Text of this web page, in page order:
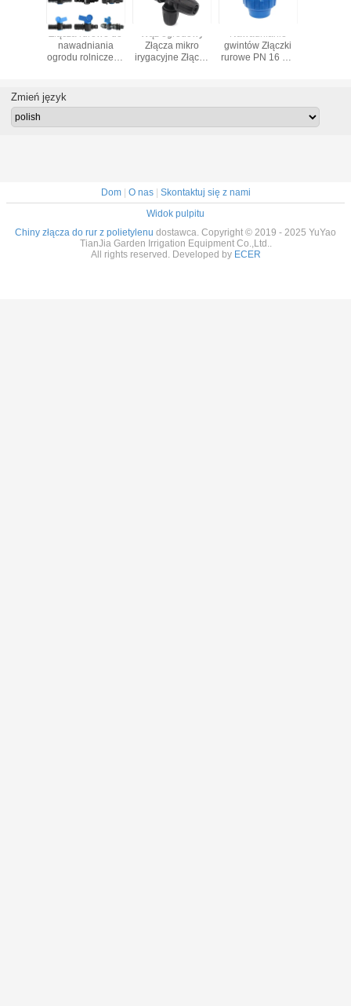
Złącza rurowe do
nawadniania
ogrodu rolniczego
Wąż ogrodowy
Złącza mikro
irygacyjne Złącze
Nawadnianie
gwintów Złączki
rurowe PN 16 PP
Zmień język
Dom| O nas| Skontaktuj się z nami
Widok pulpitu
Chiny złącza do rur z polietylenu dostawca. Copyright © 2019 - 2025 YuYao
TianJia Garden Irrigation Equipment Co.,Ltd..
All rights reserved. Developed by ECER